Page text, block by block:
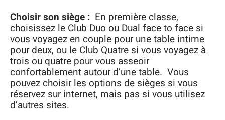
Choisir son siège : En première classe,
choisissez le Club Duo ou Dual face to face si
vous voyagez en couple pour une table intime
pour deux, ou le Club Quatre si vous voyagez à
trois ou quatre pour vous asseoir
confortablement autour d’une table. Vous
pouvez choisir les options de sièges si vous
réservez sur internet, mais pas si vous utilisez
d’autres sites.